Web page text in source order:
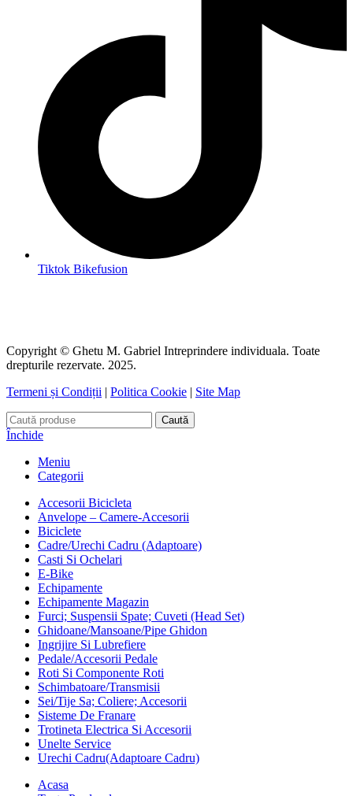
Tiktok Bikefusion
Copyright © Ghetu M. Gabriel Intreprindere individuala. Toate
drepturile rezervate. 2025.
Termeni și Condiții | Politica Cookie | Site Map
Caută
Închide
Meniu
Categorii
Accesorii Bicicleta
Anvelope – Camere-Accesorii
Biciclete
Cadre/Urechi Cadru (Adaptoare)
Casti Si Ochelari
E-Bike
Echipamente
Echipamente Magazin
Furci; Suspensii Spate; Cuveti (Head Set)
Ghidoane/Mansoane/Pipe Ghidon
Ingrijire Si Lubrefiere
Pedale/Accesorii Pedale
Roti Si Componente Roti
Schimbatoare/Transmisii
Sei/Tije Sa; Coliere; Accesorii
Sisteme De Franare
Trotineta Electrica Si Accesorii
Unelte Service
Urechi Cadru(Adaptoare Cadru)
Acasa